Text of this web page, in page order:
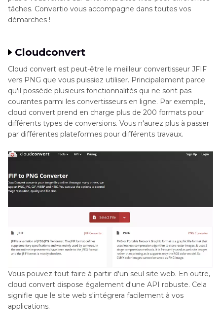
tâches. Convertio vous accompagne dans toutes vos
démarches !
Cloudconvert
Cloud convert est peut-être le meilleur convertisseur JFIF
vers PNG que vous puissiez utiliser. Principalement parce
qu'il possède plusieurs fonctionnalités qui ne sont pas
courantes parmi les convertisseurs en ligne. Par exemple,
cloud convert prend en charge plus de 200 formats pour
différents types de conversions. Vous n'aurez plus à passer
par différentes plateformes pour différents travaux.
Vous pouvez tout faire à partir d'un seul site web. En outre,
cloud convert dispose également d'une API robuste. Cela
signifie que le site web s'intégrera facilement à vos
applications.